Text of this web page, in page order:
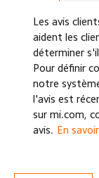
Les avis
aident les
déterminer
Pour définir
notre
l'avis est
sur mi.com,
avis. En